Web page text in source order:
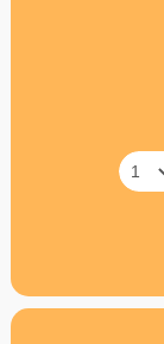
Die
Der
fallen daher